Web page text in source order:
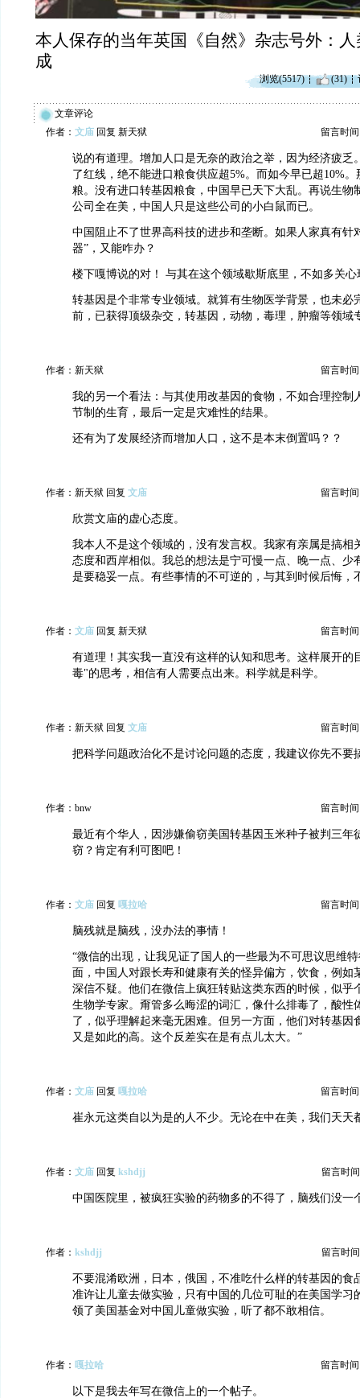
本人保存的当年英国《自然》杂志号外：
成
浏览(5517) (31)
文章评论
作者： 文庙 回复 新天狱 留言时间
说的有道理。增加人口是无奈的政治之举，因为经济疲乏
了红线，绝不能进口粮食供应超5%。而如今早已超10%
粮。没有进口转基因粮食，中国早已天下大乱。再说生物
公司全在美，中国人只是这些公司的小白鼠而已。
中国阻止不了世界高科技的进步和垄断。如果人家真有针
器”，又能咋办？
楼下嘎博说的对！ 与其在这个领域歇斯底里，不如多关
转基因是个非常专业领域。就算有生物医学背景，也未必
前，已获得顶级杂交，转基因，动物，毒理，肿瘤等领域
作者：新天狱 留言时间
我的另一个看法：与其使用改基因的食物，不如合理控制
节制的生育，最后一定是灾难性的结果。
还有为了发展经济而增加人口，这不是本末倒置吗？？
作者：新天狱 回复 文庙 留言时间
欣赏文庙的虚心态度。
我本人不是这个领域的，没有发言权。我家有亲属是搞相
态度和西岸相似。我总的想法是宁可慢一点、晚一点、少
是要稳妥一点。有些事情的不可逆的，与其到时候后悔，
作者： 文庙 回复 新天狱 留言时间
有道理！其实我一直没有这样的认知和思考。这样展开的
毒"的思考，相信有人需要点出来。科学就是科学。
作者：新天狱 回复 文庙 留言时间
把科学问题政治化不是讨论问题的态度，我建议你先不要
作者：bnw 留言时间
最近有个华人，因涉嫌偷窃美国转基因玉米种子被判三年
窃？肯定有利可图吧！
作者： 文庙 回复 嘎拉哈 留言时间
脑残就是脑残，没办法的事情！
“微信的出现，让我见证了国人的一些最为不可思议思维
面，中国人对跟长寿和健康有关的怪异偏方，饮食，例如
深信不疑。他们在微信上疯狂转贴这类东西的时候，似乎
生物学专家。甭管多么晦涩的词汇，像什么排毒了，酸性
了，似乎理解起来毫无困难。但另一方面，他们对转基因
又是如此的高。这个反差实在是有点儿太大。”
作者： 文庙 回复 嘎拉哈 留言时间
崔永元这类自以为是的人不少。无论在中在美，我们天天
作者： 文庙 回复 kshdjj 留言时
中国医院里，被疯狂实验的药物多的不得了，脑残们没一
作者： kshdjj 留言时
不要混淆欧洲，日本，俄国，不准吃什么样的转基因的食
准许让儿童去做实验，只有中国的几位可耻的在美国学习
领了美国基金对中国儿童做实验，听了都不敢相信。
作者： 嘎拉哈 留言时间
以下是我去年写在微信上的一个帖子。